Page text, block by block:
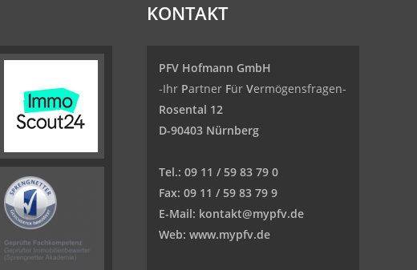
KONTAKT
PFV Hofmann GmbH
-Ihr Partner Für Vermögensfragen-
Rosental 12
D-90403 Nürnberg
Tel.: 09 11 / 59 83 79 0
Fax: 09 11 / 59 83 79 9
E-Mail: kontakt@mypfv.de
Web: www.mypfv.de